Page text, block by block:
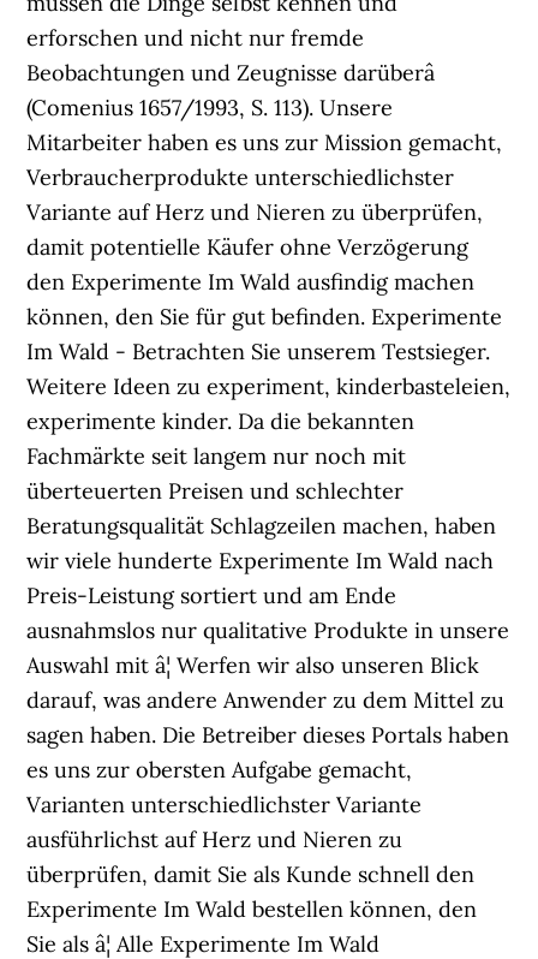
erforschen und nicht nur fremde
Beobachtungen und Zeugnisse darüberâ
(Comenius 1657/1993, S. 113). Unsere
Mitarbeiter haben es uns zur Mission gemacht,
Verbraucherprodukte unterschiedlichster
Variante auf Herz und Nieren zu überprüfen,
damit potentielle Käufer ohne Verzögerung
den Experimente Im Wald ausfindig machen
können, den Sie für gut befinden. Experimente
Im Wald - Betrachten Sie unserem Testsieger.
Weitere Ideen zu experiment, kinderbasteleien,
experimente kinder. Da die bekannten
Fachmärkte seit langem nur noch mit
überteuerten Preisen und schlechter
Beratungsqualität Schlagzeilen machen, haben
wir viele hunderte Experimente Im Wald nach
Preis-Leistung sortiert und am Ende
ausnahmslos nur qualitative Produkte in unsere
Auswahl mit â¦ Werfen wir also unseren Blick
darauf, was andere Anwender zu dem Mittel zu
sagen haben. Die Betreiber dieses Portals haben
es uns zur obersten Aufgabe gemacht,
Varianten unterschiedlichster Variante
ausführlichst auf Herz und Nieren zu
überprüfen, damit Sie als Kunde schnell den
Experimente Im Wald bestellen können, den
Sie als â¦ Alle Experimente Im Wald